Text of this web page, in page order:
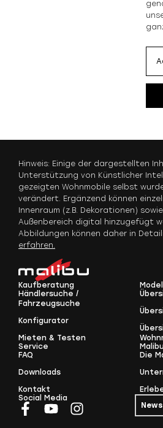
Hinweis: Einige der dargestellten
Unterstützung von Künstlicher
gezeigten Wohnmobile selbst
verändert. Ergänzend können
Innenraum (z.B. Dekorationen)
Außenbereich digital hinzugefügt
Abbildungen können daher in
erfahren.
Kaufberatung
Händlersuche /
Fahrzeugsuche
Konfigurator
Mieten & Testen
Service
FAQ
Downloads
Kontakt
Malibu
Die
Social Media